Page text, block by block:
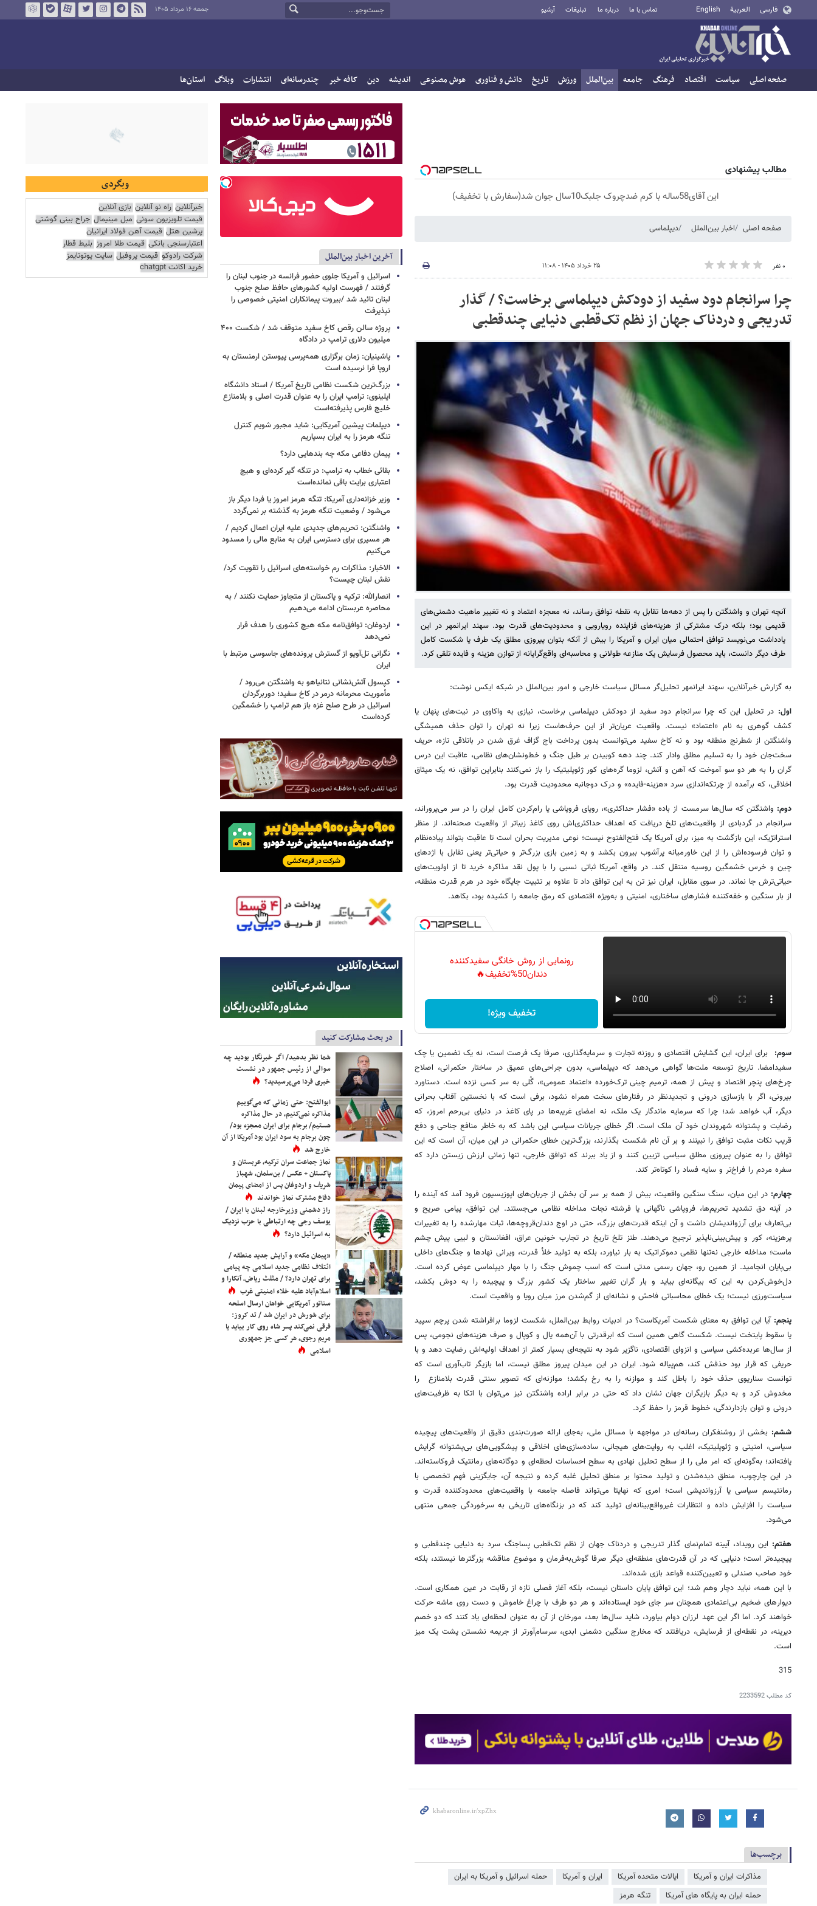
فارسی العربية English تماس با ما درباره ما تبلیغات آرشیو جمعه ۱۶ مرداد ۱۴۰۵
صفحه اصلی سیاست اقتصاد فرهنگ جامعه بین‌الملل ورزش تاریخ دانش و فناوری هوش مصنوعی اندیشه دین کافه خبر چندرسانه‌ای انتشارات وبلاگ استان‌ها
مطالب پیشنهادی
این آقای58ساله با کرم ضدچروک جلبک10سال جوان شد(سفارش با تخفیف)
صفحه اصلی اخبار بین‌الملل دیپلماسی
۰ نفر ۲۵ خرداد ۱۴۰۵ - ۱۱:۰۸
چرا سرانجام دود سفید از دودکش دیپلماسی برخاست؟ / گذار
تدریجی و دردناک جهان از نظم تک‌قطبی دنیایی چندقطبی
آنچه تهران و واشنگتن را پس از دهه‌ها تقابل به نقطه توافق رساند، نه معجزه اعتماد و نه تغییر ماهیت دشمنی‌های
قدیمی بود؛ بلکه درک مشترکی از هزینه‌های فزاینده رویارویی و محدودیت‌های قدرت بود. سهند ایرانمهر در این
یادداشت می‌نویسد توافق احتمالی میان ایران و آمریکا را بیش از آنکه بتوان پیروزی مطلق یک طرف یا شکست کامل
طرف دیگر دانست، باید محصول فرسایش یک منازعه طولانی و محاسبه‌ای واقع‌گرایانه از توازن هزینه و فایده تلقی کرد.
به گزارش خبرآنلاین، سهند ایرانمهر تحلیل‌گر مسائل سیاست خارجی و امور بین‌الملل در شبکه ایکس نوشت:
اول: در تحلیل این که چرا سرانجام دود سفید از دودکش دیپلماسی برخاست، نیازی به واکاوی در نیت‌های پنهان یا
کشف گوهری به نام «اعتماد» نیست. واقعیت عریان‌تر از این حرف‌هاست زیرا نه تهران را توان حذف همیشگی
واشنگتن از شطرنج منطقه بود و نه کاخ سفید می‌توانست بدون پرداخت باج گزاف غرق شدن در باتلاقی تازه، حریف
سخت‌جان خود را به تسلیم مطلق وادار کند. چند دهه کوبیدن بر طبل جنگ و خط‌ونشان‌های نظامی، عاقبت این درس
گران را به هر دو سو آموخت که آهن و آتش، لزوما گره‌های کور ژئوپلیتیک را باز نمی‌کنند بنابراین توافق، نه یک میثاق
اخلاقی، که برآمده از چرتکه‌اندازی سرد «هزینه-فایده» و درک دوجانبه محدودیت قدرت بود.
دوم: واشنگتن که سال‌ها سرمست از باده «فشار حداکثری»، رویای فروپاشی یا رام‌کردن کامل ایران را در سر می‌پروراند،
سرانجام در گردبادی از واقعیت‌های تلخ دریافت که اهداف حداکثری‌اش روی کاغذ زیباتر از واقعیت صحنه‌اند. از منظر
استراتژیک، این بازگشت به میز، برای آمریکا یک فتح‌الفتوح نیست؛ نوعی مدیریت بحران است تا عاقبت بتواند پیاده‌نظام
و توان فرسوده‌اش را از این خاورمیانه پرآشوب بیرون بکشد و به زمین بازی بزرگ‌تر و حیاتی‌تر یعنی تقابل با اژدهای
چین و خرس خشمگین روسیه منتقل کند. در واقع، آمریکا ثباتی نسبی را با پول نقد مذاکره خرید تا از اولویت‌های
حیاتی‌ترش جا نماند. در سوی مقابل، ایران نیز تن به این توافق داد تا علاوه بر تثبیت جایگاه خود در هرم قدرت منطقه،
از بار سنگین و خفه‌کننده فشارهای ساختاری، امنیتی و به‌ویژه اقتصادی که رمق جامعه را کشیده بود، بکاهد.
رونمایی از روش خانگی سفیدکننده
دندان50%تخفیف🔥
تخفیف ویژه!
سوم:
برای ایران، این گشایش اقتصادی و روزنه تجارت و سرمایه‌گذاری، صرفا یک فرصت است، نه یک تضمین یا چک
سفیدامضا. تاریخ توسعه ملت‌ها گواهی می‌دهد که دیپلماسی، بدون جراحی‌های عمیق در ساختار حکمرانی، اصلاح
چرخ‌های پنچر اقتصاد و پیش از همه، ترمیم چینی ترک‌خورده «اعتماد عمومی»، گُلی به سر کسی نزده است. دستاورد
بیرونی، اگر با بازسازی درونی و تجدیدنظر در رفتارهای سخت همراه نشود، برفی است که با نخستین آفتاب بحرانی
دیگر، آب خواهد شد؛ چرا که سرمایه ماندگار یک ملک، نه امضای غریبه‌ها در پای کاغذ ‌در دنیای بی‌رحم امروز، که
رضایت و پشتوانه شهروندان خود آن ملک است. اگر خطای جریانات سیاسی این باشد که به خاطر منافع جناحی و دفع
قریب نکات مثبت توافق را نبینند و بر آن نام شکست بگذارند، بزرگ‌ترین خطای حکمرانی در این میان، آن است که این
توافق را به عنوان پیروزی مطلق سیاسی تزیین کنند و از یاد ببرند که توافق خارجی، تنها زمانی ارزش زیستن دارد که
سفره مردم را فراخ‌تر و سایه فساد را کوتاه‌تر کند.
چهارم:در این میان، سنگ سنگین واقعیت، بیش از همه بر سر آن بخش از جریان‌های اپوزیسیون فرود آمد که آینده را
در آینه دق تشدید تحریم‌ها، فروپاشی ناگهانی یا فرشته نجات مداخله نظامی می‌جستند. این توافق، پیامی صریح و
بی‌تعارف برای آرزواندیشان داشت و آن اینکه قدرت‌های بزرگ، حتی در اوج دندان‌قروچه‌ها، ثبات مهارشده را به تغییرات
پرهزینه، کور و پیش‌بینی‌ناپذیر ترجیح می‌دهند. طنز تلخ تاریخ در تجارب خونین عراق، افغانستان و لیبی پیش چشم
ماست؛ مداخله خارجی نه‌تنها نظمی دموکراتیک به بار نیاورد، بلکه به تولید خلأ قدرت، ویرانی نهادها و جنگ‌های داخلی
بی‌پایان انجامید. از همین رو، جهان رسمی مدتی است که اسب چموش جنگ را با مهار دیپلماسی عوض کرده است.
دل‌خوش‌کردن به این که بیگانه‌ای بیاید و بار گران تغییر ساختار یک کشور بزرگ و پیچیده را به دوش بکشد،
سیاست‌ورزی نیست؛ یک خطای محاسباتی فاحش و نشانه‌ای از گم‌شدن مرز میان رویا و واقعیت است.
پنجم: آیا این توافق به معنای شکست آمریکاست؟ در ادبیات روابط بین‌الملل، شکست لزوما برافراشته شدن پرچم سپید
یا سقوط پایتخت نیست. شکست گاهی همین است که ابرقدرتی با آن‌همه یال و کوپال و صرف هزینه‌های نجومی، پس
از سال‌ها عربده‌کشی سیاسی و انزوای اقتصادی، ناگزیر شود به نتیجه‌ای بسیار کمتر از اهداف اولیه‌اش رضایت دهد و با
حریفی که قرار بود حذفش کند، هم‌پیاله شود. ایران در این میدان پیروز مطلق نیست، اما بازیگر تاب‌آوری است که
توانست سناریوی حذف خود را باطل کند و موازنه را به رخ بکشد؛ موازنه‌ای که تصویر سنتی قدرت بلامنازع را
مخدوش کرد و به دیگر بازیگران جهان نشان داد که حتی در برابر اراده واشنگتن نیز می‌توان با اتکا به ظرفیت‌های
درونی و توان بازدارندگی، خطوط قرمز را حفظ کرد.
ششم: بخشی از روشنفکران رسانه‌ای در مواجهه با مسائل ملی، به‌جای ارائه صورت‌بندی دقیق از واقعیت‌های پیچیده
سیاسی، امنیتی و ژئوپلیتیک، اغلب به روایت‌های هیجانی، ساده‌سازی‌های اخلاقی و پیشگویی‌های بی‌پشتوانه گرایش
یافته‌اند؛ به‌گونه‌ای که امر ملی را از سطح تحلیل نهادی به سطح احساسات لحظه‌ای و دوگانه‌های رمانتیک فروکاسته‌اند.
در این چارچوب، منطق دیده‌شدن و تولید محتوا بر منطق تحلیل غلبه کرده و نتیجه آن، جایگزینی فهم تخصصی با
رمانتیسم سیاسی یا آرزواندیشی است؛ امری که نهایتا می‌تواند فاصله جامعه با واقعیت‌های محدودکننده قدرت و
سیاست را افزایش داده و انتظارات غیرواقع‌بینانه‌ای تولید کند که در بزنگاه‌های تاریخی به سرخوردگی جمعی منتهی
می‌شود.
هفتم: این رویداد، آیینه تمام‌نمای گذار تدریجی و دردناک جهان از نظم تک‌قطبی پساجنگ سرد به دنیایی چندقطبی و
پیچیده‌تر است؛ دنیایی که در آن قدرت‌های منطقه‌ای دیگر صرفا گوش‌به‌فرمان و موضوع مناقشه بزرگترها نیستند، بلکه
خود صاحب صندلی و تعیین‌کننده قواعد بازی شده‌اند.
با این همه، نباید دچار وهم شد؛ این توافق پایان داستان نیست، بلکه آغاز فصلی تازه از رقابت در عین همکاری است.
دیوارهای ضخیم بی‌اعتمادی همچنان سر جای خود ایستاده‌اند و هر دو طرف با چراغ خاموش و دست روی ماشه حرکت
خواهند کرد. اما اگر این عهد لرزان دوام بیاورد، شاید سال‌ها بعد، مورخان از آن به عنوان لحظه‌ای یاد کنند که دو خصم
دیرینه، در نقطه‌ای از فرسایش، دریافتند که مخارج سنگین دشمنی ابدی، سرسام‌آورتر از جریمه نشستن پشت یک میز
است.
315
کد مطلب2233592
برچسب‌ها
مذاکرات ایران و آمریکا ایالات متحده آمریکا ایران و آمریکا
حمله اسرائیل و آمریکا به ایران
حمله ایران به پایگاه های آمریکا
تنگه هرمز
آخرین اخبار بین‌الملل
اسرائیل و آمریکا جلوی حضور فرانسه در جنوب لبنان را
گرفتند / فهرست اولیه کشورهای حافظ صلح جنوب
لبنان تائید شد /بیروت پیمانکاران امنیتی خصوصی را
نپذیرفت
پروژه سالن رقص کاخ سفید متوقف شد / شکست ۴۰۰
میلیون دلاری ترامپ در دادگاه
پاشینیان: زمان برگزاری همه‌پرسی پیوستن ارمنستان به
اروپا فرا نرسیده است
بزرگ‌ترین شکست نظامی تاریخ آمریکا / استاد دانشگاه
ایلینوی: ترامپ ایران را به عنوان قدرت اصلی و بلامنازع
خلیج فارس پذیرفته‌است
دیپلمات پیشین آمریکایی: شاید مجبور شویم کنترل
تنگه هرمز را به ایران بسپاریم
پیمان دفاعی مکه چه بندهایی دارد؟
بقائی خطاب به ترامپ: در تنگه گیر کرده‌ای و هیچ
اعتباری برایت باقی نمانده‌است
وزیر خزانه‌داری آمریکا: تنگه هرمز امروز یا فردا دیگر باز
می‌شود / وضعیت تنگه هرمز به گذشته بر نمی‌گردد
واشنگتن: تحریم‌های جدیدی علیه ایران اعمال کردیم /
هر مسیری برای دسترسی ایران به منابع مالی را مسدود
می‌کنیم
الاخبار: مذاکرات رم خواسته‌های اسرائیل را تقویت کرد/
نقش لبنان چیست؟
انصارالله: ترکیه و پاکستان از متجاوز حمایت نکنند / به
محاصره عربستان ادامه می‌دهیم
اردوغان: توافق‌نامه مکه هیچ کشوری را هدف قرار
نمی‌دهد
نگرانی تل‌آویو از گسترش پرونده‌های جاسوسی مرتبط با
ایران
کپسول آتش‌نشانی نتانیاهو به واشنگتن می‌رود /
مأموریت محرمانه درمر در کاخ سفید؛ دوربرگردان
اسرائیل در طرح صلح غزه باز هم ترامپ را خشمگین
کرده‌است
در بحث مشارکت کنید
شما نظر بدهید/ اگر خبرنگار بودید چه
سوالی از رئیس جمهور در نشست
خبری فردا می‌پرسیدید؟
ابوالفتح: حتی زمانی که می‌گوییم
مذاکره نمی‌کنیم، در حال مذاکره
هستیم/ برجام برای ایران معجزه بود/
چون برجام به سود ایران بود آمریکا از آن
خارج شد
نماز جماعت سران ترکیه، عربستان و
پاکستان + عکس / بن‌سلمان، شهباز
شریف و اردوغان پس از امضای پیمان
دفاع مشترک نماز خواندند
راز دشمنی وزیرخارجه لبنان با ایران /
یوسف رجی چه ارتباطی با حزب نزدیک
به اسرائیل دارد؟
«پیمان مکه» و آرایش جدید منطقه /
ائتلاف نظامی جدید اسلامی چه پیامی
برای تهران دارد؟ / مثلث ریاض، آنکارا و
اسلام‌آباد علیه خلاء امنیتی غرب
سناتور آمریکایی خواهان ارسال اسلحه
برای شورش در ایران شد / تد کروز:
فرقی نمی‌کند پسر شاه روی کار بیاید یا
مریم رجوی، هر کسی جز جمهوری
اسلامی
وبگردی
خبرآنلاین راه نو آنلاین بازی آنلاین
قیمت تلویزیون سونی مبل مینیمال جراح بینی گوشتی
پرشین هتل قیمت آهن فولاد ایرانیان
اعتبارسنجی بانکی قیمت طلا امروز بلیط قطار
شرکت رادوکو قیمت پروفیل سایت یوتوتایمز
خرید اکانت chatgpt